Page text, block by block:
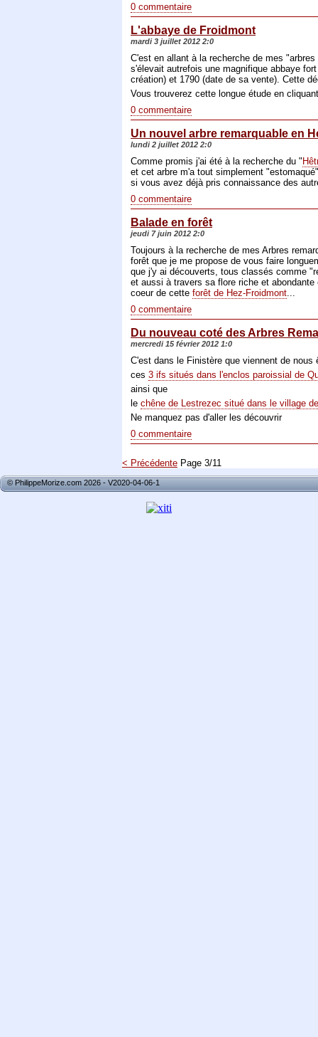
0 commentaire
L'abbaye de Froidmont
mardi 3 juillet 2012 2:0
C'est en allant à la recherche de mes
s'élevait autrefois une magnifique abbaye
création) et 1790 (date de sa vente). Cette
Vous trouverez cette longue étude en
0 commentaire
Un nouvel arbre remarquable en
lundi 2 juillet 2012 2:0
Comme promis j'ai été à la recherche du "
et cet arbre m'a tout simplement
si vous avez déjà pris connaissance des
0 commentaire
Balade en forêt
jeudi 7 juin 2012 2:0
Toujours à la recherche de mes Arbres
forêt que je me propose de vous faire
que j'y ai découverts, tous classés comme
et aussi à travers sa flore riche et
coeur de cette forêt de Hez-Froidmont
0 commentaire
Du nouveau coté des Arbres
mercredi 15 février 2012 1:0
C'est dans le Finistère que viennent de nous
ces 3 ifs situés dans l'enclos paroissial de
ainsi que
le chêne de Lestrezec situé dans le village
Ne manquez pas d'aller les découvrir
0 commentaire
< Précédente Page 3/11
© PhilippeMorize.com 2026 - V2020-04-06-1